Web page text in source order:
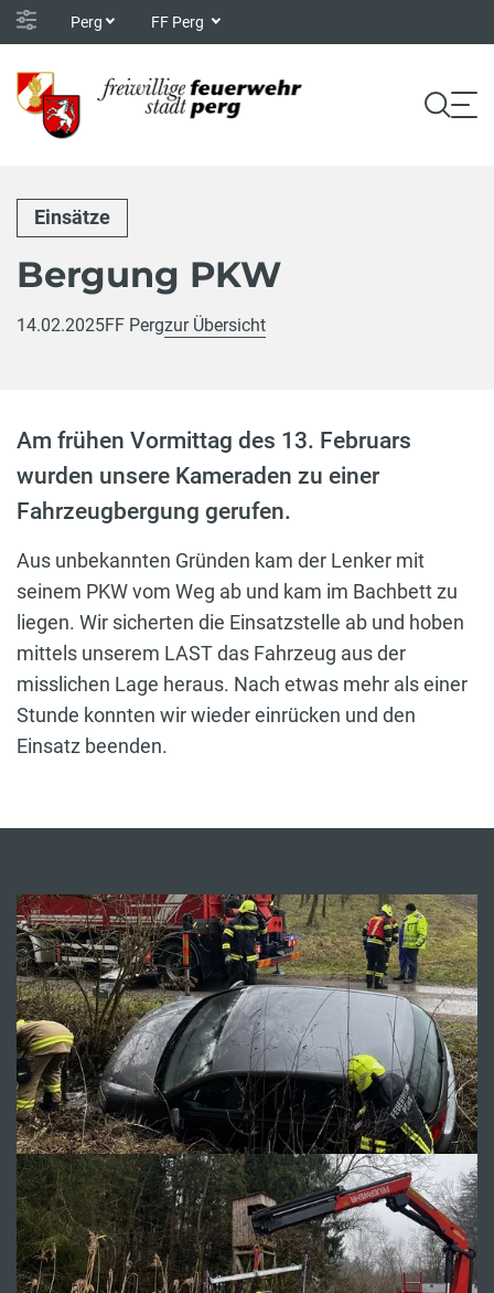
Perg FF Perg
Einsätze
Bergung PKW
14.02.2025FF Pergzur Übersicht
Am frühen Vormittag des 13. Februars
wurden unsere Kameraden zu einer
Fahrzeugbergung gerufen.
Aus unbekannten Gründen kam der Lenker mit
seinem PKW vom Weg ab und kam im Bachbett zu
liegen. Wir sicherten die Einsatzstelle ab und hoben
mittels unserem LAST das Fahrzeug aus der
misslichen Lage heraus. Nach etwas mehr als einer
Stunde konnten wir wieder einrücken und den
Einsatz beenden.